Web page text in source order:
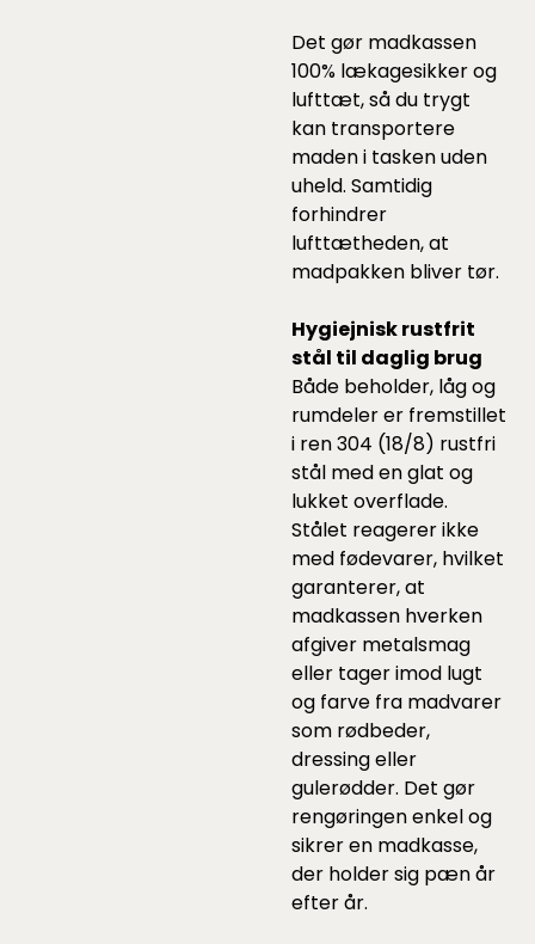
Det gør madkassen
100% lækagesikker og
lufttæt, så du trygt
kan transportere
maden i tasken uden
uheld. Samtidig
forhindrer
lufttætheden, at
madpakken bliver tør.
Hygiejnisk rustfrit
stål til daglig brug
Både beholder, låg og
rumdeler er fremstillet
i ren 304 (18/8) rustfri
stål med en glat og
lukket overflade.
Stålet reagerer ikke
med fødevarer, hvilket
garanterer, at
madkassen hverken
afgiver metalsmag
eller tager imod lugt
og farve fra madvarer
som rødbeder,
dressing eller
gulerødder. Det gør
rengøringen enkel og
sikrer en madkasse,
der holder sig pæn år
efter år.